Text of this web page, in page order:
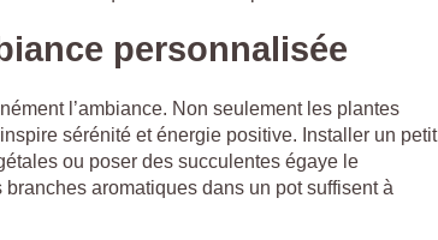
personnalisée
l’ambiance. Non seulement les plantes
sérénité et énergie positive. Installer un petit
ou poser des succulentes égaye le
branches aromatiques dans un pot suffisent à